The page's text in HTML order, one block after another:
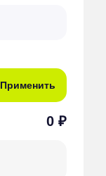
Применить
0 ₽